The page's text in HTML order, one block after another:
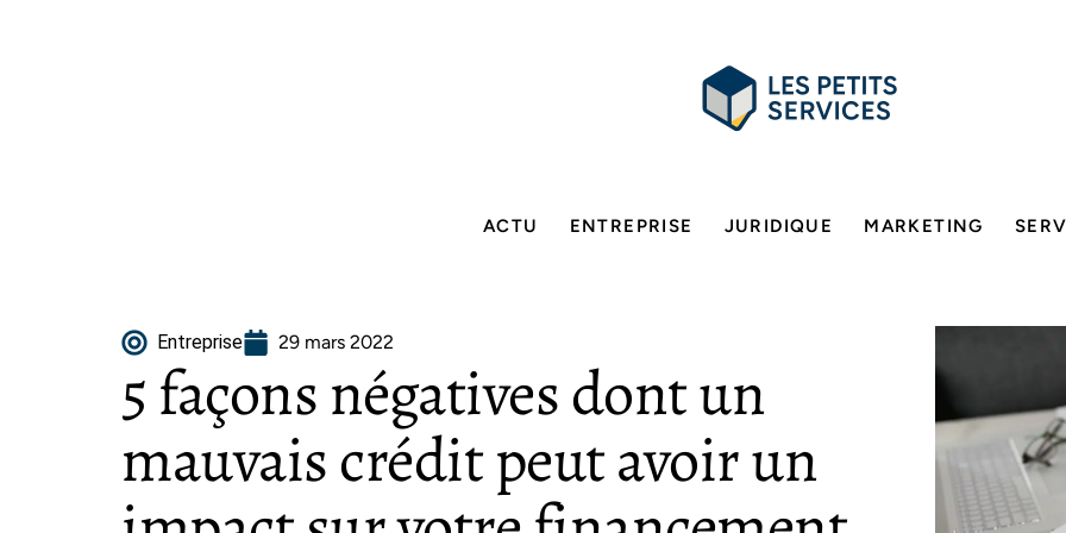
ACTU ENTREPRISE JURIDIQUE MARKETING
Entreprise 29 mars 2022
5 façons négatives dont un
mauvais crédit peut avoir un